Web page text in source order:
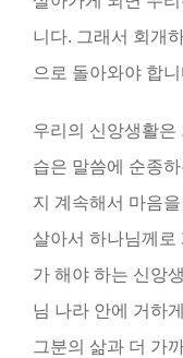
니다. 그래서 회개
으로 돌아와야 합
우리의 신앙생활은
습은 말씀에 순종
지 계속해서 마음
살아서 하나님께로
가 해야 하는 신앙
님 나라 안에 거하
그분의 삶과 더 가